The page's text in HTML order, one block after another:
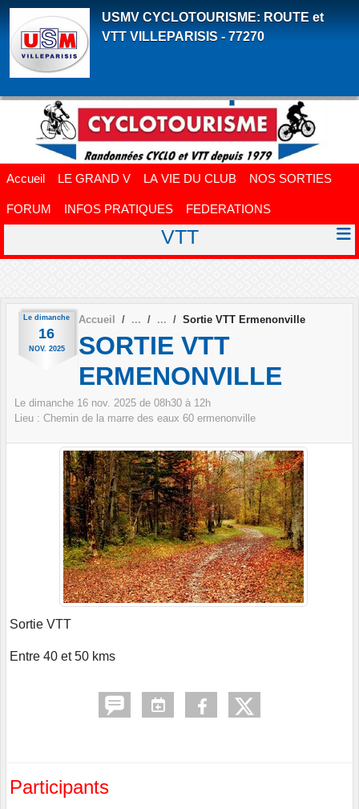
USMV CYCLOTOURISME: ROUTE et
VTT VILLEPARISIS - 77270
Accueil LE GRAND V LA VIE DU CLUB NOS SORTIES
FORUM INFOS PRATIQUES FEDERATIONS
VTT
Le dimanche
16
NOV. 2025
Accueil Sortie VTT Ermenonville
SORTIE VTT
ERMENONVILLE
Le dimanche 16 nov. 2025 de 08h30 à 12h
Lieu : Chemin de la marre des eaux 60 ermenonville
Sortie VTT
Entre 40 et 50 kms
Participants
Panneau de gestion des cookies